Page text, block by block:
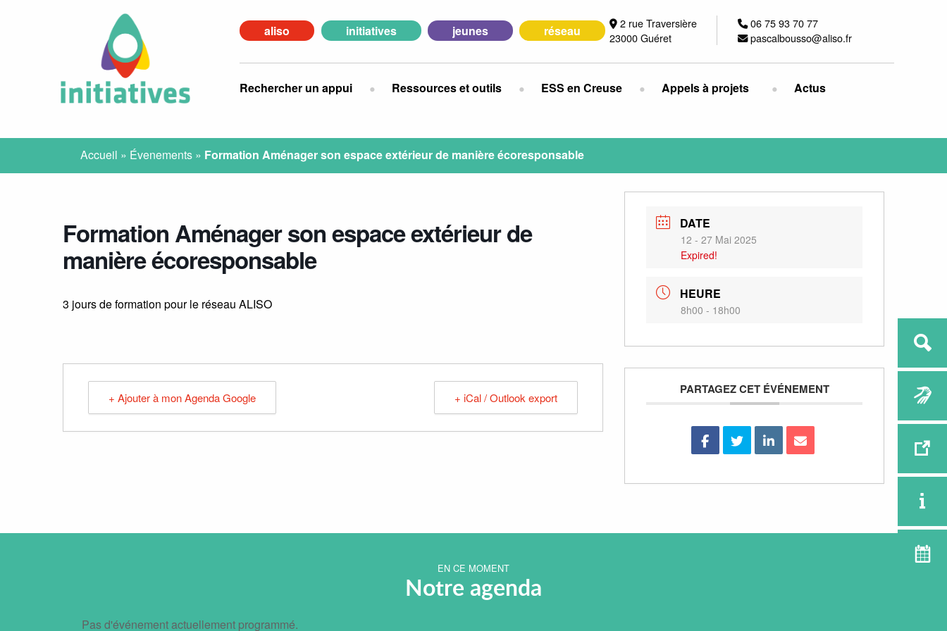
aliso initiatives jeunes réseau
2 rue Traversière
23000 Guéret
06 75 93 70 77
pascalbousso@aliso.fr
Rechercher un appui Ressources et outils ESS en Creuse Appels à projets Actus
Accueil » Évenements » Formation Aménager son espace extérieur de manière écoresponsable
Formation Aménager son espace extérieur de
manière écoresponsable
3 jours de formation pour le réseau ALISO
+ Ajouter à mon Agenda Google + iCal / Outlook export
DATE
12 - 27 Mai 2025
Expired!
HEURE
8h00 - 18h00
PARTAGEZ CET ÉVÉNEMENT
EN CE MOMENT
Notre agenda
Pas d'événement actuellement programmé.